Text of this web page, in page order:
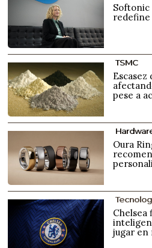
redefine
TSMC
Escasez
pese a
Oura
Chelsea
jugar en